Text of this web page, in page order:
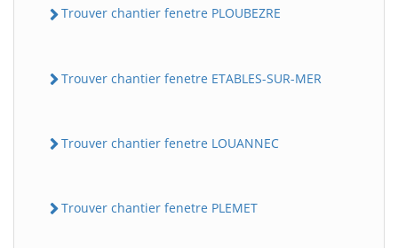
Trouver chantier fenetre PLOUBEZRE
Trouver chantier fenetre ETABLES-SUR-MER
Trouver chantier fenetre LOUANNEC
Trouver chantier fenetre PLEMET